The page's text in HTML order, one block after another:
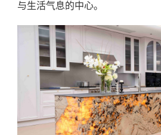
与生活气息的中心。